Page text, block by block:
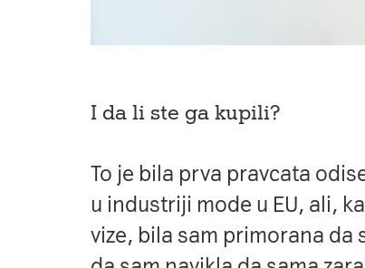
I da li ste ga kupili?
To je bila prva pravcata
u industriji mode u EU, ali,
vize, bila sam primorana da